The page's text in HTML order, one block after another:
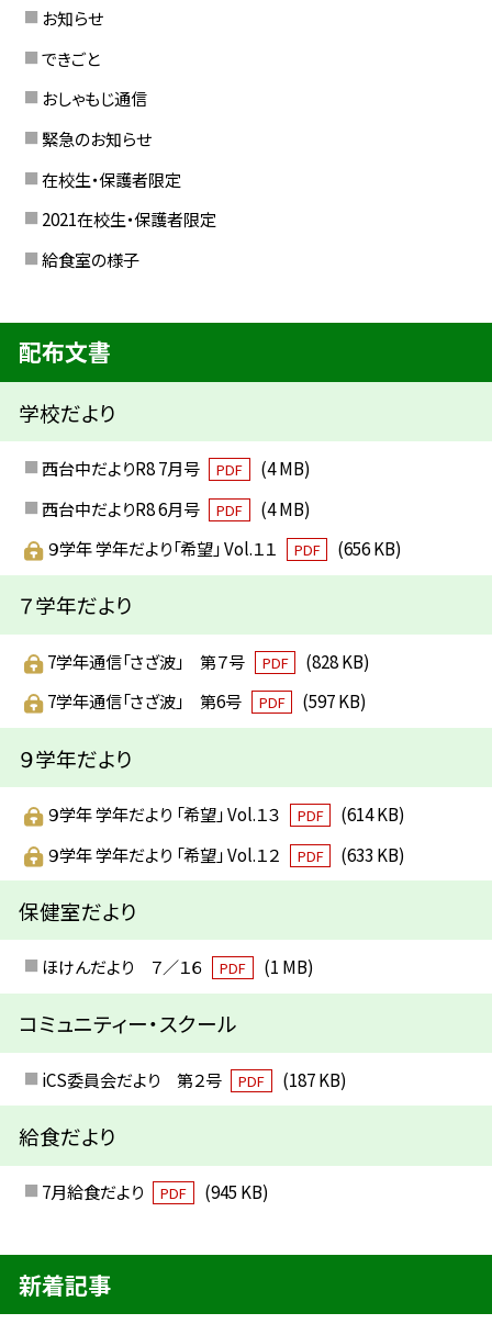
お知らせ
できごと
おしゃもじ通信
緊急のお知らせ
在校生・保護者限定
2021在校生・保護者限定
給食室の様子
配布文書
学校だより
西台中だよりR8 7月号 PDF
(4 MB)
西台中だよりR8 6月号
PDF
(4 MB)
９学年 学年だより「希望」 Vol.１１
PDF (656 KB)
７学年だより
7学年通信「さざ波」 第７号 PDF
(828 KB)
7学年通信「さざ波」 第6号
PDF (597 KB)
９学年だより
９学年 学年だより 「希望」 Vol.１３ PDF
(614 KB)
９学年 学年だより 「希望」 Vol.１２
PDF (633 KB)
保健室だより
ほけんだより ７／１６ PDF (1 MB)
コミュニティー・スクール
iCS委員会だより 第２号 PDF (187 KB)
給食だより
7月給食だより PDF (945 KB)
新着記事